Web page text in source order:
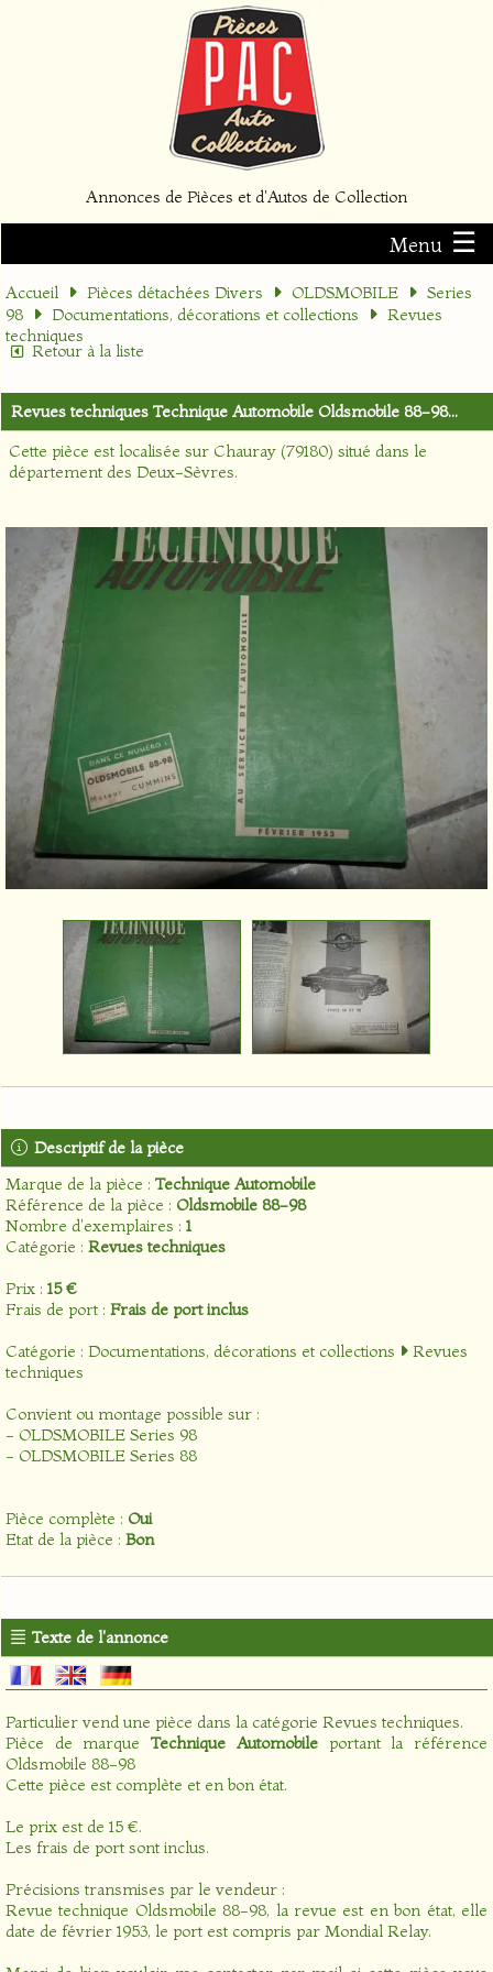
Annonces de Pièces et d'Autos de Collection
Menu ☰
Accueil Pièces détachées Divers OLDSMOBILE
Series
98
Documentations, décorations et collections
Revues
techniques
Retour à la liste
Revues techniques Technique Automobile Oldsmobile 88-98...
Cette pièce est localisée sur Chauray (79180) situé dans le
département des Deux-Sèvres.
Descriptif de la pièce
Marque de la pièce : Technique Automobile
Référence de la pièce : Oldsmobile 88-98
Nombre d'exemplaires : 1
Catégorie : Revues techniques
Prix : 15 €
Frais de port : Frais de port inclus
Catégorie : Documentations, décorations et collections
Revues
techniques
Convient ou montage possible sur :
- OLDSMOBILE Series 98
- OLDSMOBILE Series 88
Pièce complète : Oui
Etat de la pièce : Bon
Texte de l'annonce
Particulier vend une pièce dans la catégorie Revues techniques.
Pièce de marqueTechnique Automobileportant la référence
Oldsmobile 88-98
Cette pièce est complète et en bon état.
Le prix est de 15 €.
Les frais de port sont inclus.
Précisions transmises par le vendeur :
Revue technique Oldsmobile 88-98, la revue est en bon état, elle
date de février 1953, le port est compris par Mondial Relay.